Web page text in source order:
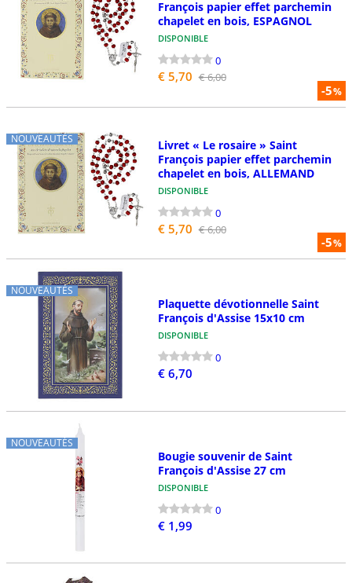
-5%
François papier effet parchemin
chapelet en bois, ESPAGNOL
DISPONIBLE
0
€ 5,70 € 6,00
NOUVEAUTÉS
-5%
Livret « Le rosaire » Saint
François papier effet parchemin
chapelet en bois, ALLEMAND
DISPONIBLE
0
€ 5,70 € 6,00
NOUVEAUTÉS
Plaquette dévotionnelle Saint
François d'Assise 15x10 cm
DISPONIBLE
0
€ 6,70
NOUVEAUTÉS
Bougie souvenir de Saint
François d'Assise 27 cm
DISPONIBLE
0
€ 1,99